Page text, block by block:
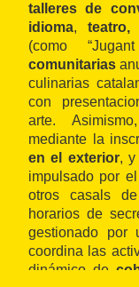
talleres de
idioma,
(como
comunitarias
culinarias
con
arte.
mediante la
en el exterior, y
impulsado por
otros casals
horarios de
gestionado por
coordina las
dinámico de